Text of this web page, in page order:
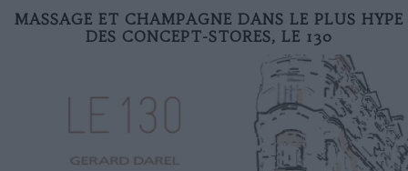
MASSAGE ET CHAMPAGNE DANS LE PLUS HYPE
DES CONCEPT-STORES, LE 130